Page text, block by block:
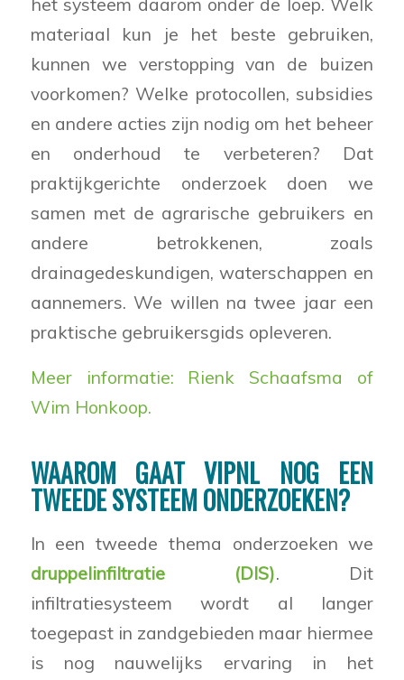
materiaal kun je het beste gebruiken,
kunnen we verstopping van de buizen
voorkomen? Welke protocollen, subsidies
en andere acties zijn nodig om het beheer
en onderhoud te verbeteren? Dat
praktijkgerichte onderzoek doen we
samen met de agrarische gebruikers en
andere betrokkenen, zoals
drainagedeskundigen, waterschappen en
aannemers. We willen na twee jaar een
praktische gebruikersgids opleveren.
Meer informatie: Rienk Schaafsma of
Wim Honkoop.
WAAROM GAAT VIPNL NOG EEN
TWEEDE SYSTEEM ONDERZOEKEN?
In een tweede thema onderzoeken we
druppelinfiltratie (DIS). Dit
infiltratiesysteem wordt al langer
toegepast in zandgebieden maar hiermee
is nog nauwelijks ervaring in het